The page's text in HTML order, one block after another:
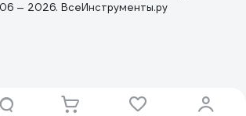
— 2026. ВсеИнструменты.ру